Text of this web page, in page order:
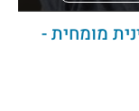
מומחית -